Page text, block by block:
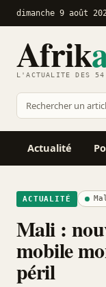
dimanche 9 août
Afrik
L'ACTUALITÉ DES
Rechercher
sur
Afrikactus
Actualité
ACTUALITÉ
Mali :
mobile
péril